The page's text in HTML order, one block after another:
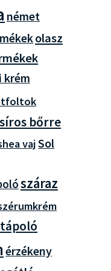
német
olasz
krém
bőrre
vajSol
száraz
érzékeny